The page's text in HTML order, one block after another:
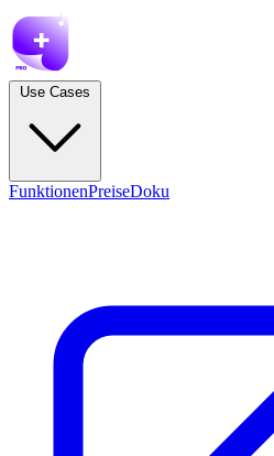
FunktionenPreiseDoku